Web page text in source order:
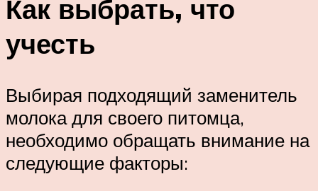
Как выбрать, что
учесть
Выбирая подходящий заменитель
молока для своего питомца,
необходимо обращать внимание на
следующие факторы: